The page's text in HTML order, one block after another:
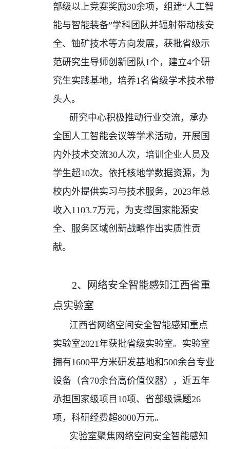
部级以上竞赛奖励30余项，组建“人工智
能与智能装备”学科团队并辐射带动核安
全、铀矿技术等方向发展，获批省级示
范研究生导师创新团队1个，建立4个研
究生实践基地，培养1名省级学术技术带
头人。
研究中心积极推动行业交流，承办
全国人工智能会议等学术活动，开展国
内外技术交流30人次，培训企业人员及
学生超10次。依托核地学数据资源，为
校内外提供实习与技术服务， 2023年总
收入1103.7万元，为支撑国家能源安
全、服务区域创新战略作出实质性贡
献。
2、网络安全智能感知江西省重
点实验室
江西省网络空间安全智能感知重点
实验室2021年获批省级实验室。实验室
拥有1600平方米研发基地和 500余台专业
设备（含70余台高价值仪器），近五年
承担国家级项目 10项、省部级课题26
项，科研经费超8000万元。
实验室聚焦网络空间安全智能感知